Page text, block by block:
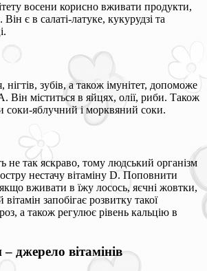
восени корисно вживати продукти,
Він є в салаті-латуке, кукурудзі та
зубів, а також імунітет, допоможе
Він міститься в яйцях, олії, риби. Також
соки-яблучний і морквяний соки.
не так яскраво, тому людський організм
нестачу вітаміну D. Поповнити
вживати в їжу лосось, яєчні жовтки,
запобігає розвитку такої
а також регулює рівень кальцію в
джерело вітамінів